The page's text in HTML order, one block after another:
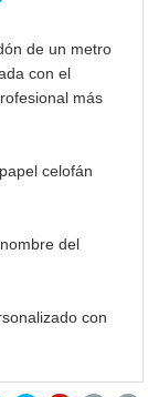
de un metro
con el
más
celofán
del
con